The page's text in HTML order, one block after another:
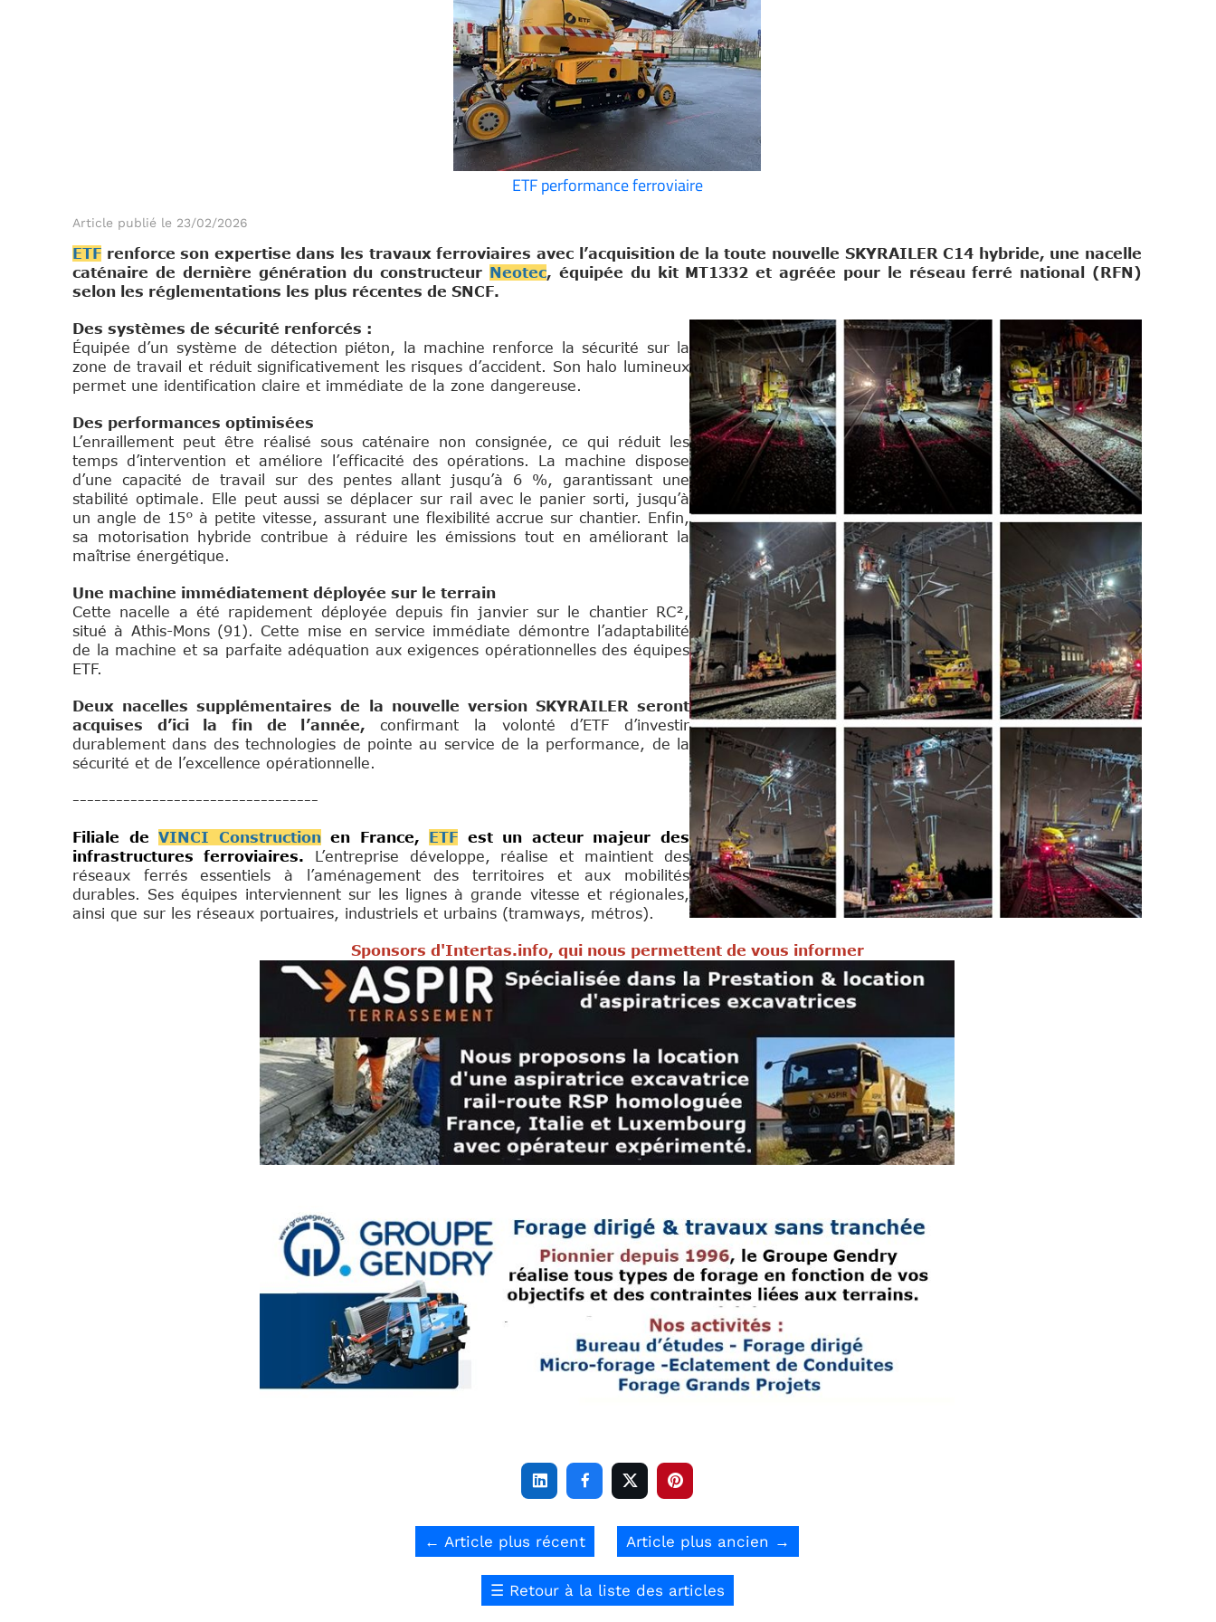
ETF performance ferroviaire
Article publié le 23/02/2026
ETF renforce son expertise dans les travaux ferroviaires avec l’acquisition de la toute nouvelle SKYRAILER C14 hybride, une nacelle
caténaire de dernière génération du constructeur Neotec, équipée du kit MT1332 et agréée pour le réseau ferré national (RFN)
selon les réglementations les plus récentes de SNCF.
Des systèmes de sécurité renforcés :
Équipée d’un système de détection piéton, la machine renforce la sécurité sur la
zone de travail et réduit significativement les risques d’accident. Son halo lumineux
permet une identification claire et immédiate de la zone dangereuse.
Des performances optimisées
L’enraillement peut être réalisé sous caténaire non consignée, ce qui réduit les
temps d’intervention et améliore l’efficacité des opérations. La machine dispose
d’une capacité de travail sur des pentes allant jusqu’à 6 %, garantissant une
stabilité optimale. Elle peut aussi se déplacer sur rail avec le panier sorti, jusqu’à
un angle de 15° à petite vitesse, assurant une flexibilité accrue sur chantier. Enfin,
sa motorisation hybride contribue à réduire les émissions tout en améliorant la
maîtrise énergétique.
Une machine immédiatement déployée sur le terrain
Cette nacelle a été rapidement déployée depuis fin janvier sur le chantier RC²,
situé à Athis-Mons (91). Cette mise en service immédiate démontre l’adaptabilité
de la machine et sa parfaite adéquation aux exigences opérationnelles des équipes
ETF.
Deux nacelles supplémentaires de la nouvelle version SKYRAILER seront
acquises d’ici la fin de l’année, confirmant la volonté d’ETF d’investir
durablement dans des technologies de pointe au service de la performance, de la
sécurité et de l’excellence opérationnelle.
----------------------------------
Filiale deVINCI Constructionen France, ETF est un acteur majeur des
infrastructures ferroviaires.
L’entreprise développe, réalise et maintient des
réseaux ferrés essentiels à l’aménagement des territoires et aux mobilités
durables. Ses équipes interviennent sur les lignes à grande vitesse et régionales,
ainsi que sur les réseaux portuaires, industriels et urbains (tramways, métros).
Sponsors d'Intertas.info, qui nous permettent de vous informer
   
← Article plus récent Article plus ancien →
☰ Retour à la liste des articles